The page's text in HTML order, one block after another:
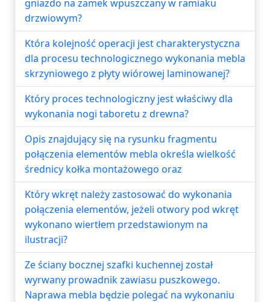
gniazdo na zamek wpuszczany w ramiaku
drzwiowym?
Która kolejność operacji jest charakterystyczna
dla procesu technologicznego wykonania mebla
skrzyniowego z płyty wiórowej laminowanej?
Który proces technologiczny jest właściwy dla
wykonania nogi taboretu z drewna?
Opis znajdujący się na rysunku fragmentu
połączenia elementów mebla określa wielkość
średnicy kołka montażowego oraz
Który wkręt należy zastosować do wykonania
połączenia elementów, jeżeli otwory pod wkręt
wykonano wiertłem przedstawionym na
ilustracji?
Ze ściany bocznej szafki kuchennej został
wyrwany prowadnik zawiasu puszkowego.
Naprawa mebla będzie polegać na wykonaniu